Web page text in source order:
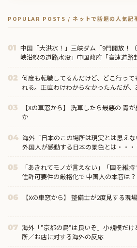
POPULAR POSTS / ネットで話題の人気記
01 中国「大洪水！」三峡ダム「9門開放！
峡沿線の道路水没」中国政府「高速道路
02 何度も転職してるんだけど、どこ行っ
れる。正直わけわからなかったんだが
03
【Xの車窓から】 洗車したら最悪の 青
か
04 海外「日本のこの場所は現実とは思え
外国人が感動する日本の景色とは・・・
05
「あきれてモノが言えない」「国を維
住許可要件の厳格化で 中国人の本音は？
06 【Xの車窓から】 整備士が2度見する現
07 海外「”京都の鳥”は良いぞ」小規模だ
所／お店に対する海外の反応